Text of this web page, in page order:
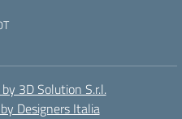
3D Solution S.r.l.
Designers Italia